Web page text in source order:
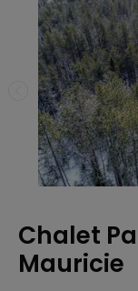
Chalet
Mauricie